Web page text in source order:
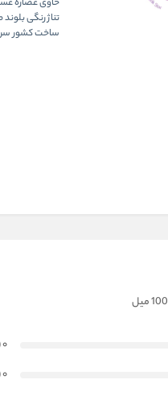
حاوی عصاره
تناژ رنگی
ساخت کشور
0
0